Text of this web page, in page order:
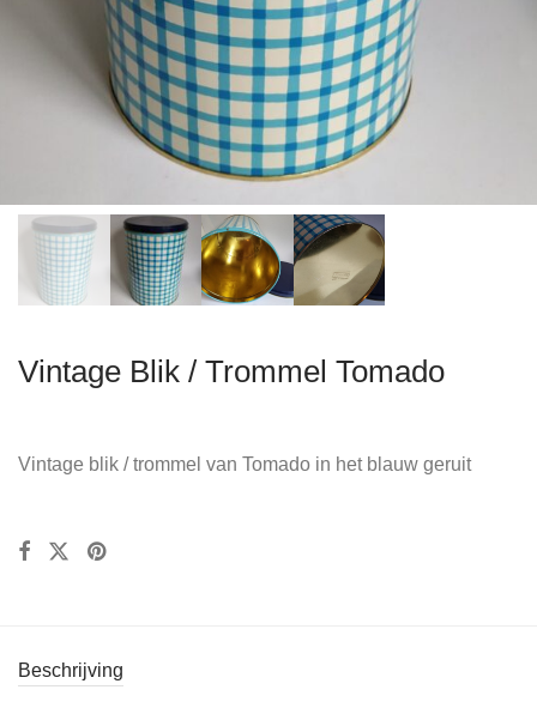
Vintage Blik / Trommel Tomado
Vintage blik / trommel van Tomado in het blauw geruit
Beschrijving